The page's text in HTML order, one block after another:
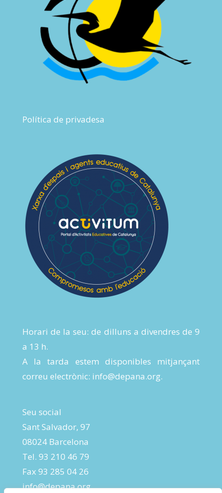
Política de privadesa
Horari de la seu: de dilluns a divendres de 9
a 13 h.
A la tarda estem disponibles mitjançant
correu electrònic: info@depana.org.
Seu social
Sant Salvador, 97
08024 Barcelona
Tel. 93 210 46 79
Fax 93 285 04 26
info@depana.org